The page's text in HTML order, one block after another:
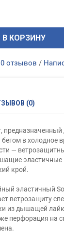
В КОРЗИНУ
0 отзывов /
(0)
в холодное
—
эластичные
крой.
эластичный
ветрозащиту
из дышащей
перфорация на